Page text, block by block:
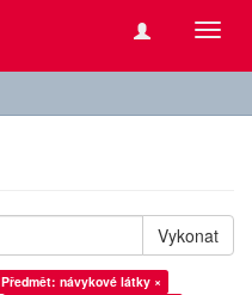
Vykonat
Předmět: návykové látky ×